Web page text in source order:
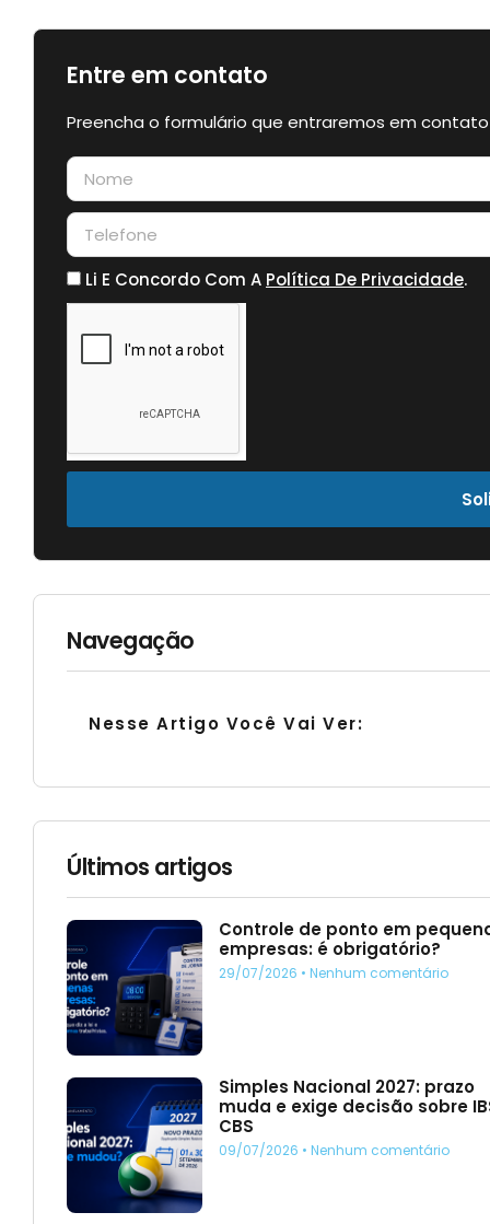
Entre em contato
Preencha o formulário que entraremos em
Li E Concordo Com A Política De Privacidade.
Navegação
Nesse Artigo Você Vai Ver:
Últimos artigos
Controle de ponto em
empresas: é obrigatório?
29/07/2026 Nenhum comentário
Simples Nacional 2027: prazo
muda e exige decisão sobre
CBS
09/07/2026 Nenhum comentário